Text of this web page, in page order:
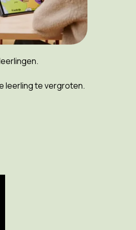
leerling te vergroten.